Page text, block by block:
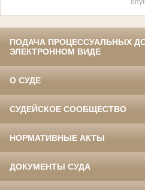
ПОДАЧА ПРОЦЕССУАЛЬНЫХ
ЭЛЕКТРОННОМ ВИДЕ
О СУДЕ
СУДЕЙСКОЕ СООБЩЕСТВО
НОРМАТИВНЫЕ АКТЫ
ДОКУМЕНТЫ СУДА